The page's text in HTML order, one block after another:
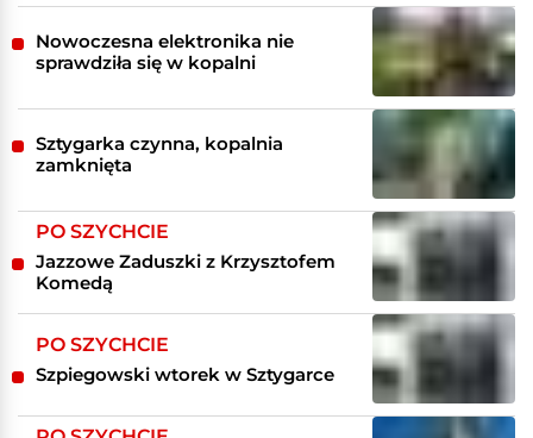
Nowoczesna elektronika nie
sprawdziła się w kopalni
Sztygarka czynna, kopalnia
zamknięta
PO SZYCHCIE
Jazzowe Zaduszki z Krzysztofem
Komedą
PO SZYCHCIE
Szpiegowski wtorek w Sztygarce